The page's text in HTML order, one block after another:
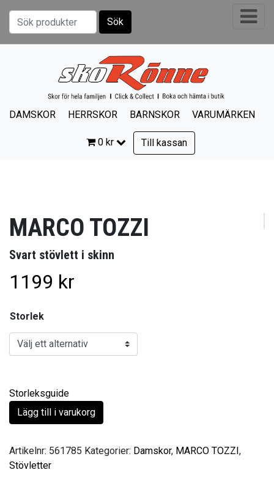
Sök efter:
Sök
DAMSKOR HERRSKOR BARNSKOR VARUMÄRKEN
0 kr Till kassan
MARCO TOZZI
Svart stövlett i skinn
1199 kr
Storlek
Storleksguide
Lägg till i varukorg
Artikelnr: 561785 Kategorier: Damskor, MARCO TOZZI,
Stövletter